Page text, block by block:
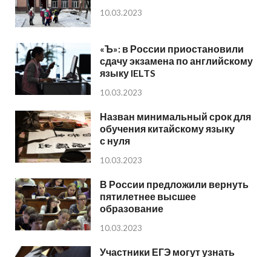
10.03.2023
«Ъ»: в России приостановили
сдачу экзамена по английскому
языку IELTS
10.03.2023
Назван минимальный срок для
обучения китайскому языку
с нуля
10.03.2023
В России предложили вернуть
пятилетнее высшее
образование
10.03.2023
Участники ЕГЭ могут узнать